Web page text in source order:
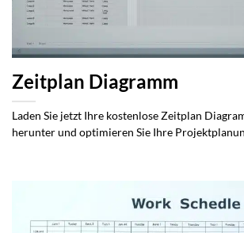
Zeitplan Diagramm
Laden Sie jetzt Ihre kostenlose Zeitplan
herunter und optimieren Sie Ihre